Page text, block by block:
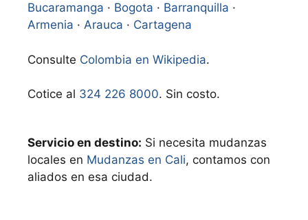
Bucaramanga · Bogota · Barranquilla ·
Armenia · Arauca · Cartagena
Consulte Colombia en Wikipedia.
Cotice al 324 226 8000. Sin costo.
Servicio en destino: Si necesita mudanzas
locales en Mudanzas en Cali, contamos con
aliados en esa ciudad.